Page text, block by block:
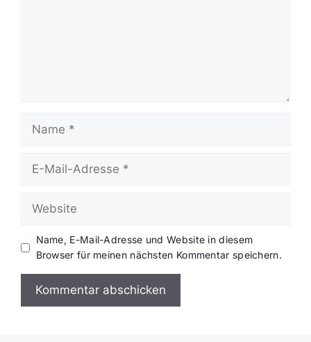
Mail-
Name, E-Mail-Adresse und Website in diesem
Browser für meinen nächsten Kommentar speichern.